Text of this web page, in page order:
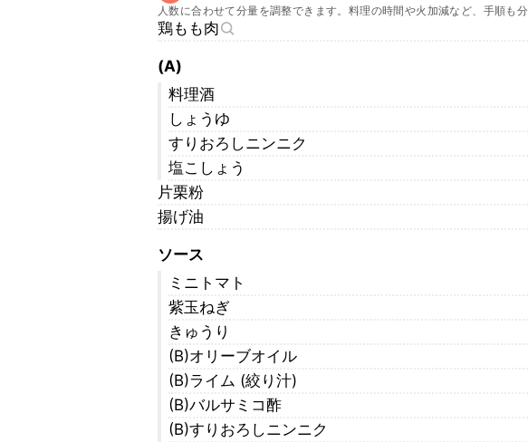
人数に合わせて分量を調整できます。料理の時間や火加減など、手順も
鶏もも肉
(A)
料理酒
しょうゆ
すりおろしニンニク
塩こしょう
片栗粉
揚げ油
ソース
ミニトマト
紫玉ねぎ
きゅうり
(B)オリーブオイル
(B)ライム (絞り汁)
(B)バルサミコ酢
(B)すりおろしニンニク